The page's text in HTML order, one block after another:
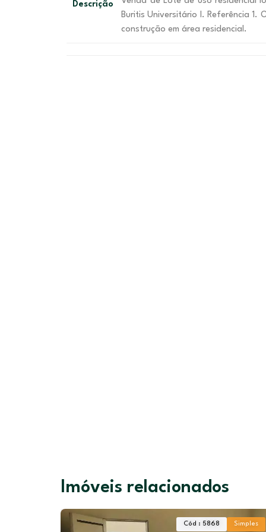
Descrição
Buritis Universitário I. Referência 1.
construção em área residencial.
Imóveis relacionados
Cód : 5868 Simples